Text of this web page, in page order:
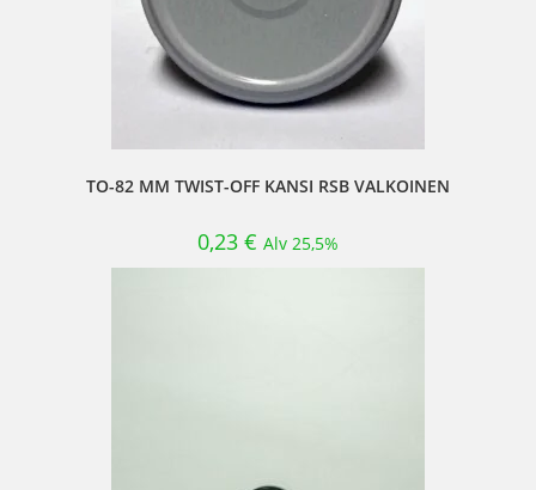
TO-82 MM TWIST-OFF KANSI RSB VALKOINEN
0,23 € Alv 25,5%